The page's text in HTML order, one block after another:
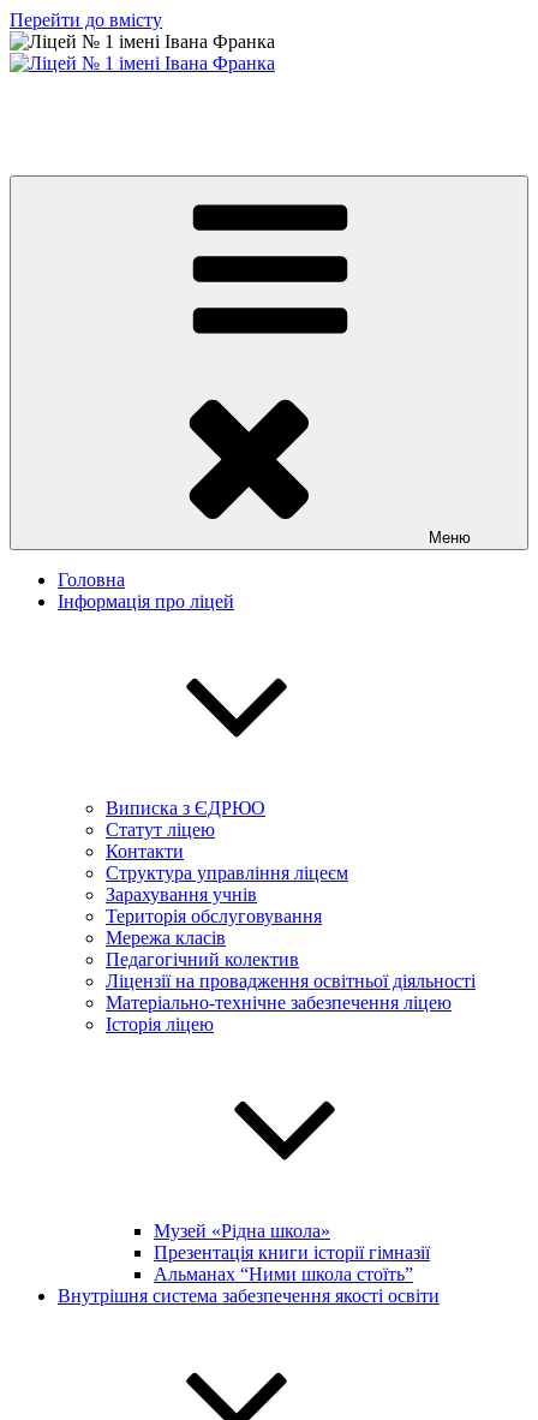
Перейти до вмісту
Меню
Головна
Інформація про ліцей
Виписка з ЄДРЮО
Статут ліцею
Контакти
Структура управління ліцеєм
Зарахування учнів
Територія обслуговування
Мережа класів
Педагогічний колектив
Ліцензії на провадження освітньої діяльності
Матеріально-технічне забезпечення ліцею
Історія ліцею
Музей «Рідна школа»
Презентація книги історії гімназії
Альманах “Ними школа стоїть”
Внутрішня система забезпечення якості освіти